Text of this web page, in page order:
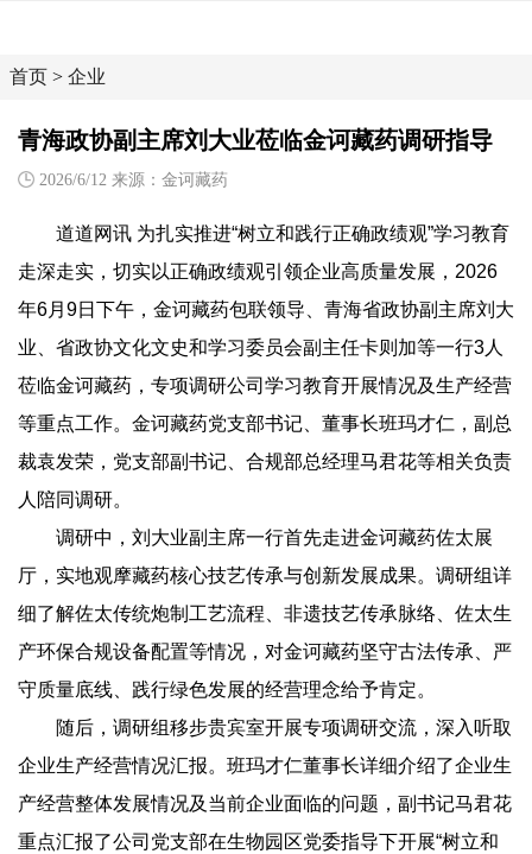
首页 > 企业
青海政协副主席刘大业莅临金诃藏药调研指导
2026/6/12 来源：金诃藏药
道道网讯 为扎实推进“树立和践行正确政绩观”学习教育
走深走实，切实以正确政绩观引领企业高质量发展，2026
年6月9日下午，金诃藏药包联领导、青海省政协副主席刘大
业、省政协文化文史和学习委员会副主任卡则加等一行3人
莅临金诃藏药，专项调研公司学习教育开展情况及生产经营
等重点工作。金诃藏药党支部书记、董事长班玛才仁，副总
裁袁发荣，党支部副书记、合规部总经理马君花等相关负责
人陪同调研。
调研中，刘大业副主席一行首先走进金诃藏药佐太展
厅，实地观摩藏药核心技艺传承与创新发展成果。调研组详
细了解佐太传统炮制工艺流程、非遗技艺传承脉络、佐太生
产环保合规设备配置等情况，对金诃藏药坚守古法传承、严
守质量底线、践行绿色发展的经营理念给予肯定。
随后，调研组移步贵宾室开展专项调研交流，深入听取
企业生产经营情况汇报。班玛才仁董事长详细介绍了企业生
产经营整体发展情况及当前企业面临的问题，副书记马君花
重点汇报了公司党支部在生物园区党委指导下开展“树立和